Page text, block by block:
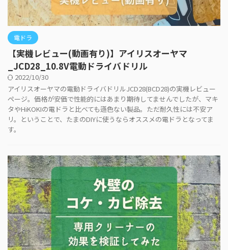
電ドラ
【実機レビュー(動画有り)】アイリスオーヤマ
_JCD28_10.8V電動ドライバドリル
2022/10/30
アイリスオーヤマの電動ドライバドリルJCD28(BCD28)の実機レビュー
ページ。価格が安価で性能的にはあまり期待してませんでしたが、マキ
タやHiKOKIの電ドラと比べても遜色ない製品。ただ耐久性には不安ア
リ。ということで、たまのDIYに使うならオススメの電ドラとなってま
す。